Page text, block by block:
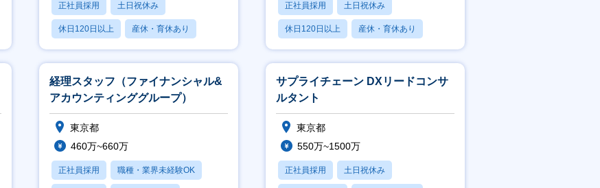
正社員採用 土日祝休み
休日120日以上 産休・育休あり
賞与あり
正社員採用 土日祝休み
休日120日以上 産休・育休あり
賞与あり
経理スタッフ（ファイナンシャル&
アカウンティンググループ）
東京都
460万~660万
正社員採用 職種・業界未経験OK
サプライチェーン DXリードコンサ
ルタント
東京都
550万~1500万
正社員採用 土日祝休み